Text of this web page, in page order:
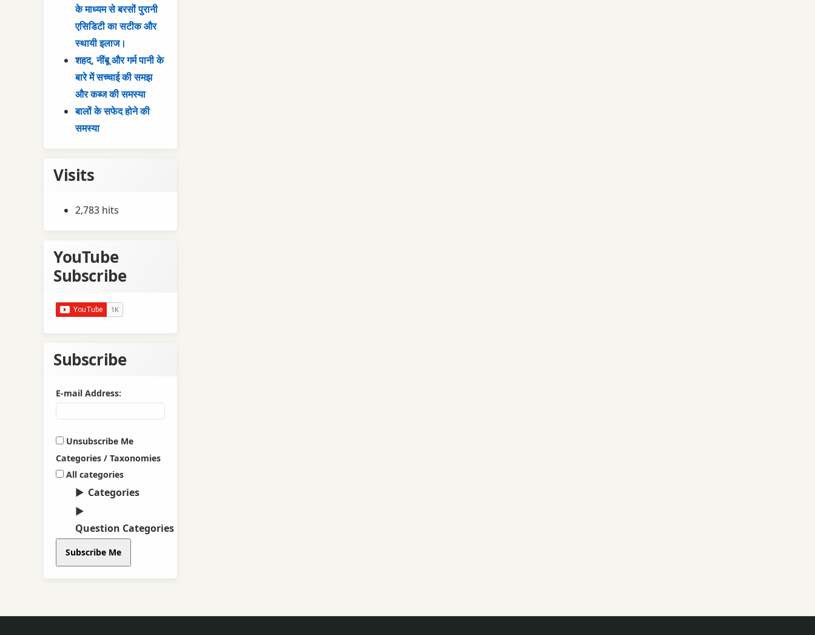
के माध्यम से बरसों पुरानी
एसिडिटी का सटीक और
स्थायी इलाज।
शहद, नींबू और गर्म पानी के
बारे में सच्चाई की समझ
और कब्ज की समस्या
बालों के सफेद होने की
समस्या
Visits
2,783 hits
YouTube
Subscribe
Subscribe
E-mail Address:
Unsubscribe Me
Categories / Taxonomies
All categories
Categories
Question Categories
Subscribe Me